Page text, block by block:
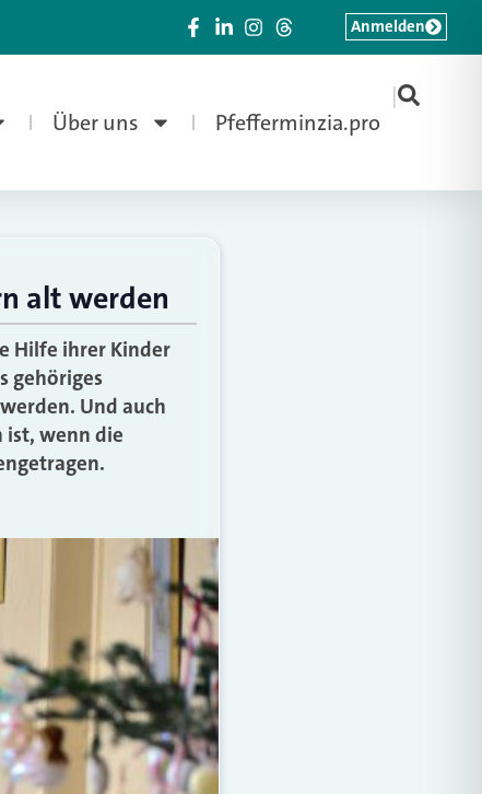
Über uns Pfefferminzia.pro
|
Anmelden
alt werden
Hilfe ihrer Kinder
gehöriges
Und auch
ist, wenn die